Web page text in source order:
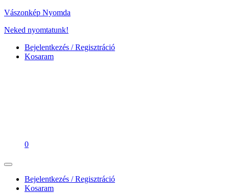
Vászonkép Nyomda
Neked nyomtatunk!
Bejelentkezés / Regisztráció
Kosaram
0
Bejelentkezés / Regisztráció
Kosaram